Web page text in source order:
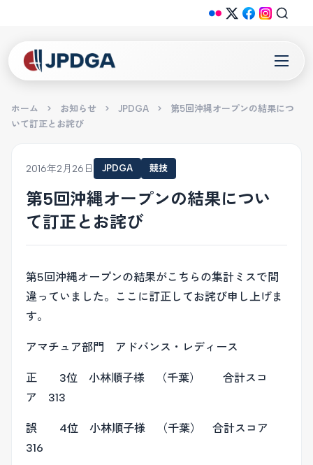
ホーム > お知らせ > JPDGA >
第5回沖縄オープンの結果につ
いて訂正とお詫び
2016年2月26日 JPDGA 競技
第5回沖縄オープンの結果につい
て訂正とお詫び
第5回沖縄オープンの結果がこちらの集計ミスで間
違っていました。ここに訂正してお詫び申し上げま
す。
アマチュア部門 アドバンス・レディース
正 3位 小林順子様 （千葉） 合計スコ
ア 313
誤 4位 小林順子様 （千葉） 合計スコア
316